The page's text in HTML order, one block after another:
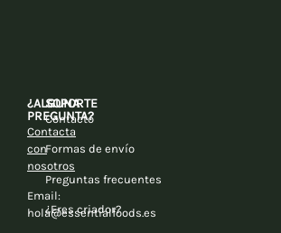
¿ALGUNA
PREGUNTA?
Contacta
con
nosotros
Email:
hola@essentialfoods.es
SOPORTE
Contacto
Formas de envío
Preguntas frecuentes
¿Eres criador?